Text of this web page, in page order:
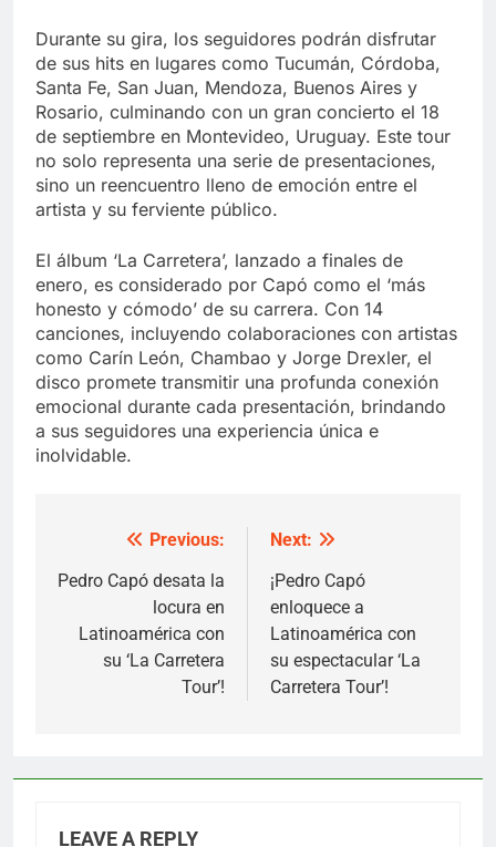
Durante su gira, los seguidores podrán disfrutar
de sus hits en lugares como Tucumán, Córdoba,
Santa Fe, San Juan, Mendoza, Buenos Aires y
Rosario, culminando con un gran concierto el 18
de septiembre en Montevideo, Uruguay. Este tour
no solo representa una serie de presentaciones,
sino un reencuentro lleno de emoción entre el
artista y su ferviente público.
El álbum ‘La Carretera’, lanzado a finales de
enero, es considerado por Capó como el ‘más
honesto y cómodo’ de su carrera. Con 14
canciones, incluyendo colaboraciones con artistas
como Carín León, Chambao y Jorge Drexler, el
disco promete transmitir una profunda conexión
emocional durante cada presentación, brindando
a sus seguidores una experiencia única e
inolvidable.
navigation
Previous:
Pedro Capó desata la
locura en
Latinoamérica con
su ‘La Carretera
Tour’!
Next:
¡Pedro Capó
enloquece a
Latinoamérica con
su espectacular ‘La
Carretera Tour’!
LEAVE A REPLY